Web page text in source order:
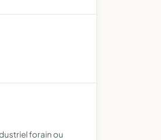
forain ou